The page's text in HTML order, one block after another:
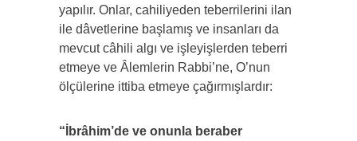
yapılır. Onlar, cahiliyeden teberrilerini ilan
ile dâvetlerine başlamış ve insanları da
mevcut câhili algı ve işleyişlerden teberri
etmeye ve Âlemlerin Rabbi’ne, O’nun
ölçülerine ittiba etmeye çağırmışlardır:
“İbrâhim’de ve onunla beraber